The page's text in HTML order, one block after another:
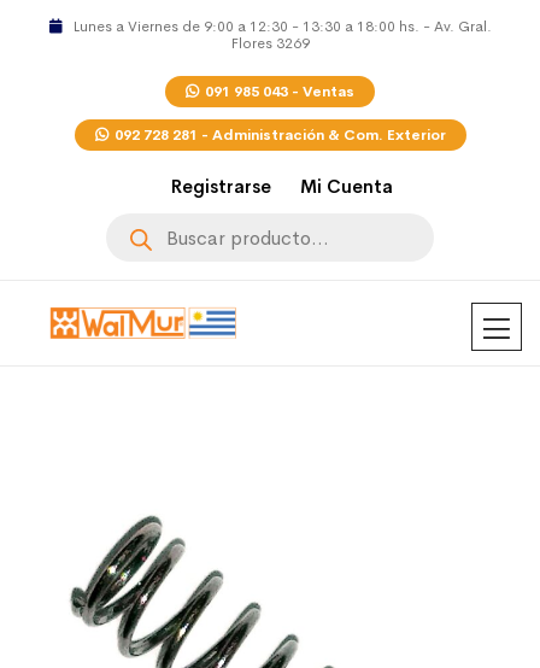
Lunes a Viernes de 9:00 a 12:30 - 13:30 a 18:00 hs. - Av. Gral.
Flores 3269
091 985 043 - Ventas
092 728 281 - Administración & Com. Exterior
Registrarse Mi Cuenta